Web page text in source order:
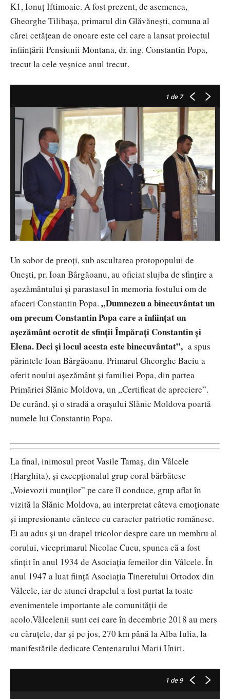
K1, Ionuț Iftimoaie. A fost prezent, de asemenea,
Gheorghe Tilibașa, primarul din Glăvănești, comuna al
cărei cetățean de onoare este cel care a lansat proiectul
înființării Pensiunii Montana, dr. ing. Constantin Popa,
trecut la cele veșnice anul trecut.
1 de 7
Un sobor de preoți, sub ascultarea protopopului de
Onești, pr. Ioan Bârgăoanu, au oficiat slujba de sfințire a
așezământului și parastasul în memoria fostului om de
afaceri Constantin Popa. „Dumnezeu a binecuvântat un
om precum Constantin Popa care a înființat un
așezământ ocrotit de sfinții Împărați Constantin și
Elena. Deci și locul acesta este binecuvântat”, a spus
părintele Ioan Bârgăoanu. Primarul Gheorghe Baciu a
oferit noului așezământ și familiei Popa, din partea
Primăriei Slănic Moldova, un „Certificat de apreciere”.
De curând, și o stradă a orașului Slănic Moldova poartă
numele lui Constantin Popa.
La final, inimosul preot Vasile Tamaș, din Vâlcele
(Harghita), și excepționalul grup coral bărbătesc
„Voievozii munților” pe care îl conduce, grup aflat în
vizită la Slănic Moldova, au interpretat câteva emoționate
și impresionante cântece cu caracter patriotic românesc.
Ei au adus și un drapel tricolor despre care un membru al
corului, viceprimarul Nicolae Cucu, spunea că a fost
sfințit în anul 1934 de Asociația femeilor din Vâlcele. În
anul 1947 a luat ființă Asociația Tineretului Ortodox din
Vâlcele, iar de atunci drapelul a fost purtat la toate
evenimentele importante ale comunității de
acolo.Vâlcelenii sunt cei care în decembrie 2018 au mers
cu căruțele, dar și pe jos, 270 km până la Alba Iulia, la
manifestările dedicate Centenarului Marii Uniri.
1 de 9